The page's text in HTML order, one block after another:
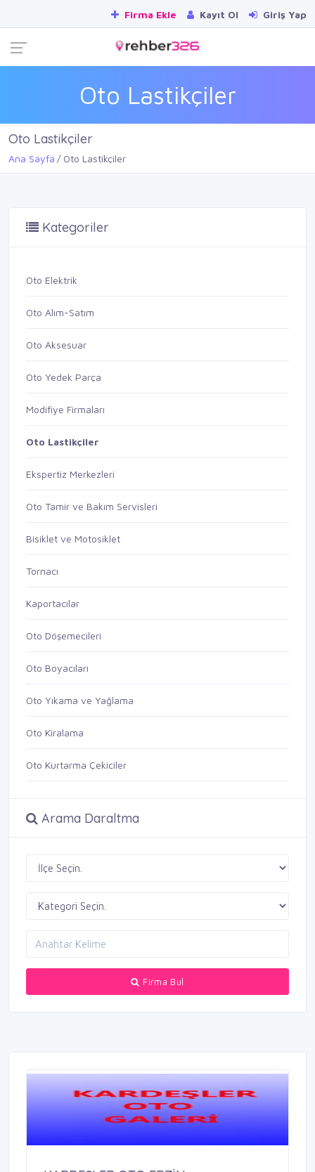
Firma Ekle Kayıt Ol Giriş Yap
Oto Lastikçiler
Oto Lastikçiler
Ana Sayfa Oto Lastikçiler
Kategoriler
Oto Elektrik
Oto Alım-Satım
Oto Aksesuar
Oto Yedek Parça
Modifiye Firmaları
Oto Lastikçiler
Ekspertiz Merkezleri
Oto Tamir ve Bakım Servisleri
Bisiklet ve Motosiklet
Tornacı
Kaportacılar
Oto Döşemecileri
Oto Boyacıları
Oto Yıkama ve Yağlama
Oto Kiralama
Oto Kurtarma Çekiciler
Arama Daraltma
Firma Bul